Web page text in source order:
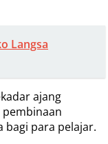
Langsa
ajang
bagi para pelajar.